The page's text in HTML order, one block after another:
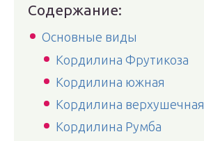
Содержание:
Основные виды
Кордилина Фрутикоза
Кордилина южная
Кордилина верхушечная
Кордилина Румба